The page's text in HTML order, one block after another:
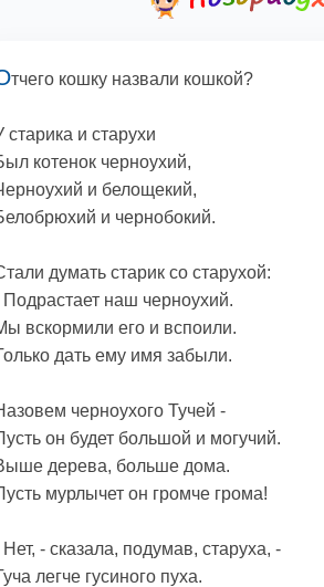
тчего кошку назвали кошкой?
старика и старухи
котенок черноухий,
и белощекий,
и чернобокий.
думать старик со старухой:
Подрастает наш черноухий.
вскормили его и вспоили.
дать ему имя забыли.
черноухого Тучей -
он будет большой и могучий.
дерева, больше дома.
мурлычет он громче грома!
Нет, - сказала, подумав, старуха, -
легче гусиного пуха.